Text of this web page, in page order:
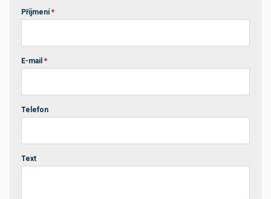
Příjmení *
E-mail *
Telefon
Text